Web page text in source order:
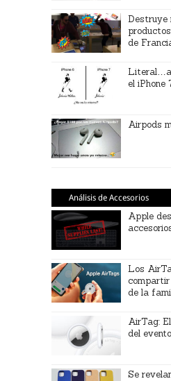
Destruye
de
el iPhone
Airpods
Análisis de Accesorios
Apple
Los
compartir
de la
AirTag:
del
Se